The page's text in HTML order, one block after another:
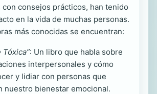
con consejos prácticos, han tenido
en la vida de muchas personas.
más conocidas se encuentran:
Tóxica”: Un libro que habla sobre
interpersonales y cómo
y lidiar con personas que
nuestro bienestar emocional.